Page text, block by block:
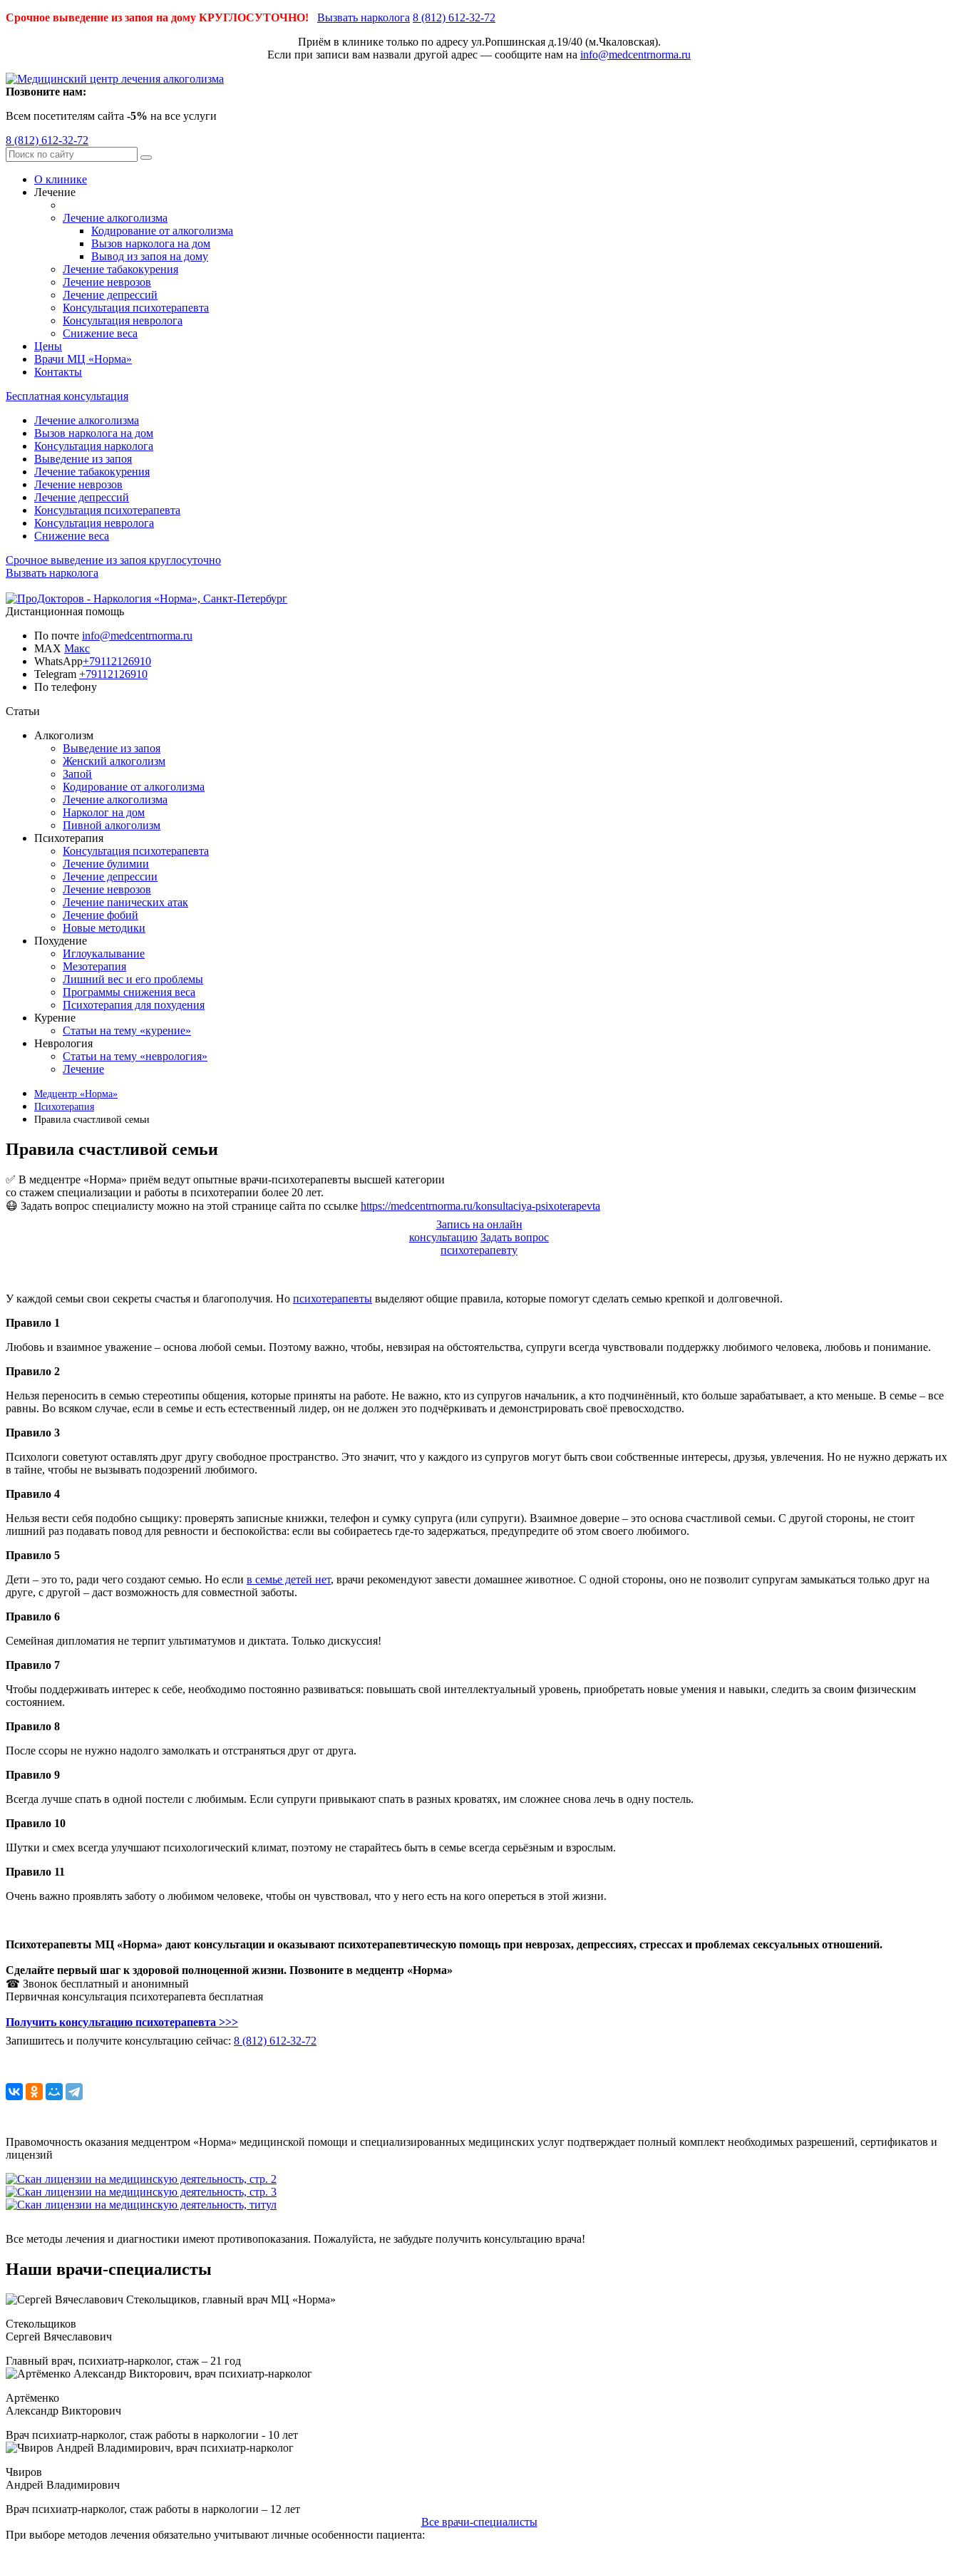
Срочное выведение из запоя на дому КРУГЛОСУТОЧНО! Вызвать нарколога 8 (812) 612-32-72
Приём в клинике только по адресу ул.Ропшинская д.19/40(м.Чкаловская).
Если при записи вам назвали другой адрес — сообщите нам на info@medcentrnorma.ru
Позвоните нам:
Всем посетителям сайта -5% на все услуги
8 (812) 612-32-72
О клинике
Лечение
Лечение алкоголизма
Кодирование от алкоголизма
Вызов нарколога на дом
Вывод из запоя на дому
Лечение табакокурения
Лечение неврозов
Лечение депрессий
Консультация психотерапевта
Консультация невролога
Снижение веса
Цены
Врачи МЦ «Норма»
Контакты
Бесплатная консультация
Лечение алкоголизма
Вызов нарколога на дом
Консультация нарколога
Выведение из запоя
Лечение табакокурения
Лечение неврозов
Лечение депрессий
Консультация психотерапевта
Консультация невролога
Снижение веса
Срочное выведение из запоя круглосуточно
Вызвать нарколога
Дистанционная помощь
По почте info@medcentrnorma.ru
MAX Макс
WhatsApp+79112126910
Telegram +79112126910
По телефону
Статьи
Алкоголизм
Выведение из запоя
Женский алкоголизм
Запой
Кодирование от алкоголизма
Лечение алкоголизма
Нарколог на дом
Пивной алкоголизм
Психотерапия
Консультация психотерапевта
Лечение булимии
Лечение депрессии
Лечение неврозов
Лечение панических атак
Лечение фобий
Новые методики
Похудение
Иглоукалывание
Мезотерапия
Лишний вес и его проблемы
Программы снижения веса
Психотерапия для похудения
Курение
Статьи на тему «курение»
Неврология
Статьи на тему «неврология»
Лечение
Медцентр «Норма»
Психотерапия
Правила счастливой семьи
Правила счастливой семьи
✅ В медцентре «Норма» приём ведут опытные врачи-психотерапевты высшей категории
со стажем специализации и работы в психотерапии более 20 лет.
😷 Задать вопрос специалисту можно на этой странице сайта по ссылке https://medcentrnorma.ru/konsultaciya-psixoterapevta
Запись на онлайн
консультацию Задать вопрос
психотерапевту
У каждой семьи свои секреты счастья и благополучия. Но психотерапевты выделяют общие правила, которые помогут сделать семью крепкой и долговечной.
Правило 1
Любовь и взаимное уважение – основа любой семьи. Поэтому важно, чтобы, невзирая на обстоятельства, супруги всегда чувствовали поддержку любимого человека, любовь и понимание.
Правило 2
Нельзя переносить в семью стереотипы общения, которые приняты на работе. Не важно, кто из супругов начальник, а кто подчинённый, кто больше зарабатывает, а кто меньше. В семье – все
равны. Во всяком случае, если в семье и есть естественный лидер, он не должен это подчёркивать и демонстрировать своё превосходство.
Правило 3
Психологи советуют оставлять друг другу свободное пространство. Это значит, что у каждого из супругов могут быть свои собственные интересы, друзья, увлечения. Но не нужно держать их
в тайне, чтобы не вызывать подозрений любимого.
Правило 4
Нельзя вести себя подобно сыщику: проверять записные книжки, телефон и сумку супруга (или супруги). Взаимное доверие – это основа счастливой семьи. С другой стороны, не стоит
лишний раз подавать повод для ревности и беспокойства: если вы собираетесь где-то задержаться, предупредите об этом своего любимого.
Правило 5
Дети – это то, ради чего создают семью. Но если в семье детей нет, врачи рекомендуют завести домашнее животное. С одной стороны, оно не позволит супругам замыкаться только друг на
друге, с другой – даст возможность для совместной заботы.
Правило 6
Семейная дипломатия не терпит ультиматумов и диктата. Только дискуссия!
Правило 7
Чтобы поддерживать интерес к себе, необходимо постоянно развиваться: повышать свой интеллектуальный уровень, приобретать новые умения и навыки, следить за своим физическим
состоянием.
Правило 8
После ссоры не нужно надолго замолкать и отстраняться друг от друга.
Правило 9
Всегда лучше спать в одной постели с любимым. Если супруги привыкают спать в разных кроватях, им сложнее снова лечь в одну постель.
Правило 10
Шутки и смех всегда улучшают психологический климат, поэтому не старайтесь быть в семье всегда серьёзным и взрослым.
Правило 11
Очень важно проявлять заботу о любимом человеке, чтобы он чувствовал, что у него есть на кого опереться в этой жизни.
Психотерапевты МЦ «Норма» дают консультации и оказывают психотерапевтическую помощь при неврозах, депрессиях, стрессах и проблемах сексуальных отношений.
Сделайте первый шаг к здоровой полноценной жизни. Позвоните в медцентр «Норма»
☎ Звонок бесплатный и анонимный
Первичная консультация психотерапевта бесплатная
Получить консультацию психотерапевта >>>
Запишитесь и получите консультацию сейчас: 8 (812) 612-32-72
Правомочность оказания медцентром «Норма» медицинской помощи и специализированных медицинских услуг подтверждает полный комплект необходимых разрешений, сертификатов и
лицензий
Все методы лечения и диагностики имеют противопоказания. Пожалуйста, не забудьте получить консультацию врача!
Наши врачи-специалисты
Стекольщиков
Сергей Вячеславович
Главный врач, психиатр-нарколог, стаж – 21 год
Артёменко
Александр Викторович
Врач психиатр-нарколог, стаж работы в наркологии - 10 лет
Чвиров
Андрей Владимирович
Врач психиатр-нарколог, стаж работы в наркологии – 12 лет
Все врачи-специалисты
При выборе методов лечения обязательно учитывают личные особенности пациента: